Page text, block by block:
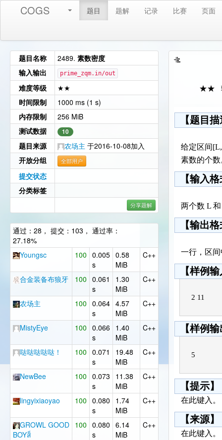
COGS 题目 题解 记录 比赛 页面
题目名称 2489. 素数密度
输入输出
prime_zqm.in/out
难度等级
★★
时间限制
1000 ms (1 s)
内存限制
256 MiB
测试数据
10
题目来源 农场主 于2016-10-08加入
开放分组
全部用户
提交状态
分类标签
分享题解
通过：28， 提交：103， 通过率：
27.18%
Youngsc
100 0.005
s
0.58
MiB
C++
合金装备布狼牙 100 0.061
s
1.30
MiB
C++
农场主 100 0.064
s
4.57
MiB
C++
‎MistyEye 100 0.066
s
1.40
MiB
C++
哒哒哒哒哒！ 100 0.071
s
19.48
MiB
C++
NewBee 100 0.073
s
11.38
MiB
C++
lingyixiaoyao 100 0.080
s
1.74
MiB
C++
GROWL GOOD
BOYส็
100 0.080
s
6.14
MiB
C++
★★
【题目
给定区间[L,
素数的个数
【输入
两个数 L
【输出
一行，区
【样例
【样例
【提示】
在此键入。
【来源】
在此键入。